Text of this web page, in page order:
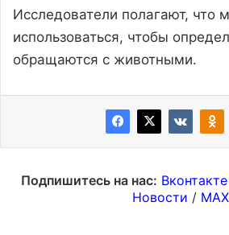
Исследователи полагают, что
использоваться, чтобы
обращаются с животными.
Подпишитесь на нас: Вконтакте
Новости / MAX